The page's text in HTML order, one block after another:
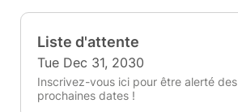
Liste d'attente
Tue Dec 31, 2030
Inscrivez-vous ici pour être alerté des
prochaines dates !